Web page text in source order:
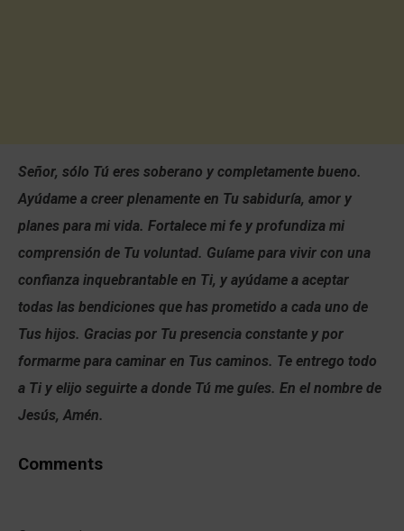
Señor, sólo Tú eres soberano y completamente bueno.
Ayúdame a creer plenamente en Tu sabiduría, amor y
planes para mi vida. Fortalece mi fe y profundiza mi
comprensión de Tu voluntad. Guíame para vivir con una
confianza inquebrantable en Ti, y ayúdame a aceptar
todas las bendiciones que has prometido a cada uno de
Tus hijos. Gracias por Tu presencia constante y por
formarme para caminar en Tus caminos. Te entrego todo
a Ti y elijo seguirte a donde Tú me guíes. En el nombre de
Jesús, Amén.
Comments